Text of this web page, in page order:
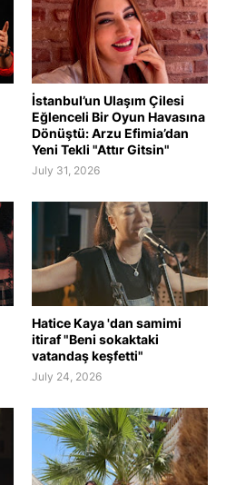
İstanbul’un Ulaşım Çilesi
Eğlenceli Bir Oyun Havasına
Dönüştü: Arzu Efimia’dan
Yeni Tekli "Attır Gitsin"
July 31, 2026
Hatice Kaya 'dan samimi
itiraf "Beni sokaktaki
vatandaş keşfetti"
July 24, 2026